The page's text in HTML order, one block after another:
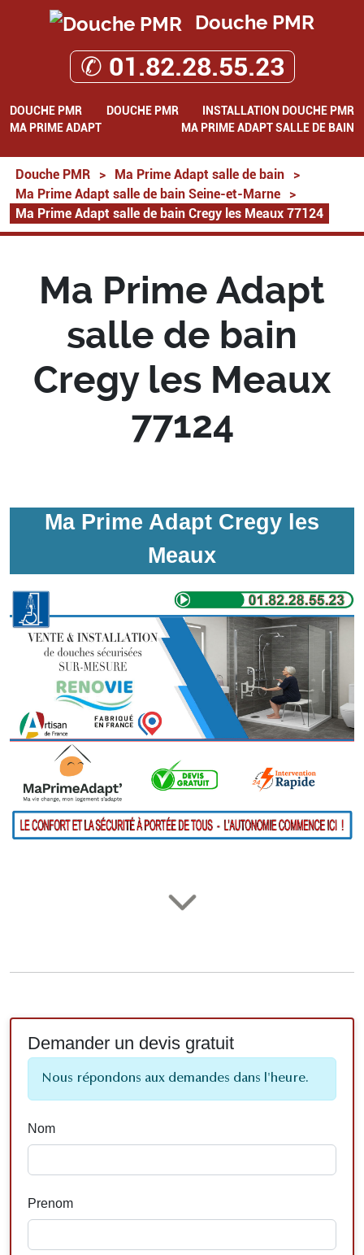
Douche PMR
✆ 01.82.28.55.23
DOUCHE PMR DOUCHE PMR
INSTALLATION DOUCHE PMR
MA PRIME ADAPT
MA PRIME ADAPT SALLE DE BAIN
Douche PMR > Ma Prime Adapt salle de bain
>
Ma Prime Adapt salle de bain Seine-et-Marne
>
Ma Prime Adapt salle de bain Cregy les Meaux 77124
Ma Prime Adapt
salle de bain
Cregy les Meaux
77124
Ma Prime Adapt Cregy les
Meaux
Demander un devis gratuit
Nous répondons aux demandes dans l'heure.
Nom
Prenom